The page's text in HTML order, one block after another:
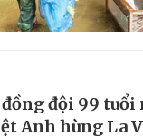
đội 99 tuổi
Anh hùng La